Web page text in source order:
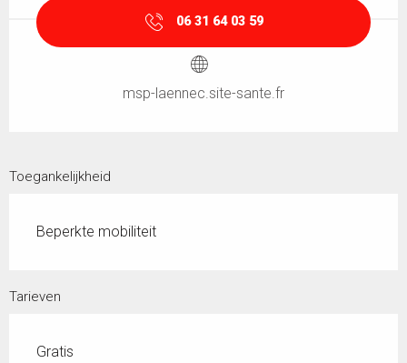
06 31 64 03 59
msp-laennec.site-sante.fr
Toegankelijkheid
Beperkte mobiliteit
Tarieven
Gratis